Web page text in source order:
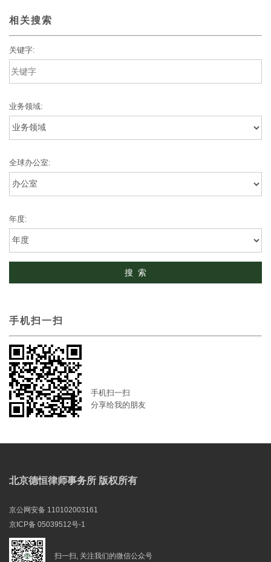
相关搜索
关键字:
业务领域:
全球办公室:
年度:
手机扫一扫
手机扫一扫
分享给我的朋友
北京德恒律师事务所 版权所有
京公网安备 110102003161
京ICP备 05039512号-1
扫一扫, 关注我们的微信公众号